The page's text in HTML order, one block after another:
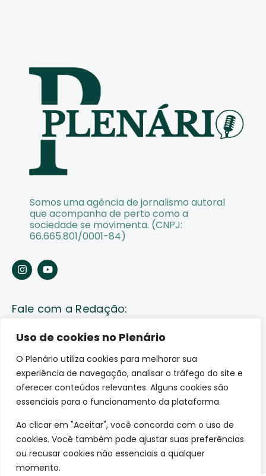
Uso de cookies no Plenário
O Plenário utiliza cookies para melhorar sua
experiência de navegação, analisar o tráfego do site e
oferecer conteúdos relevantes. Alguns cookies são
essenciais para o funcionamento da plataforma.
Ao clicar em "Aceitar", você concorda com o uso de
cookies. Você também pode ajustar suas preferências
ou recusar cookies não essenciais a qualquer
momento.
Somos uma agência de jornalismo autoral
que acompanha de perto como a
sociedade se movimenta. (CNPJ:
66.665.801/0001-84)
Fale com a Redação:
Enviar pauta
Fale conosco
Av. Lauro Sodré, 1259. Olaria – Porto Velho (RO)
CEP: 76801-289